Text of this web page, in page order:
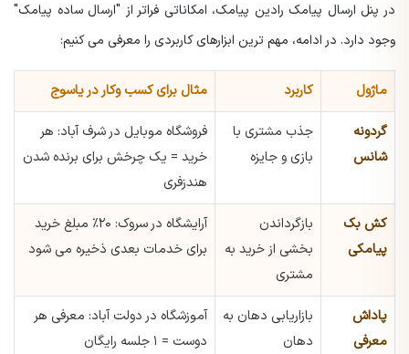
در پنل ارسال پیامک رادین پیامک، امکاناتی فراتر از "ارسال ساده پیامک"
وجود دارد. در ادامه، مهم ترین ابزارهای کاربردی را معرفی می کنیم:
ماژول کاربرد مثال برای کسب وکار در یاسوج
گردونه
شانس
جذب مشتری با
بازی و جایزه
فروشگاه موبایل در شرف آباد: هر
خرید = یک چرخش برای برنده شدن
هندزفری
کش بک
پیامکی
بازگرداندن
بخشی از خرید به
مشتری
آرایشگاه در سروک: ۲۰٪ مبلغ خرید
برای خدمات بعدی ذخیره می شود
پاداش
معرفی
بازاریابی دهان به
دهان
آموزشگاه در دولت آباد: معرفی هر
دوست = ۱ جلسه رایگان